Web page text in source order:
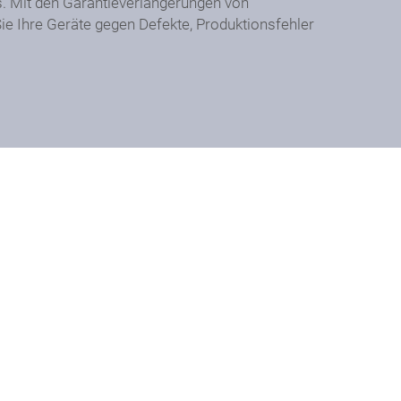
Ihre Geräte gegen Defekte, Produktionsfehler